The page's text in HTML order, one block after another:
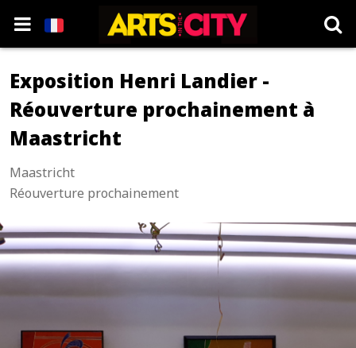
Exposition Henri Landier -
Réouverture prochainement à
Maastricht
Maastricht
Réouverture prochainement